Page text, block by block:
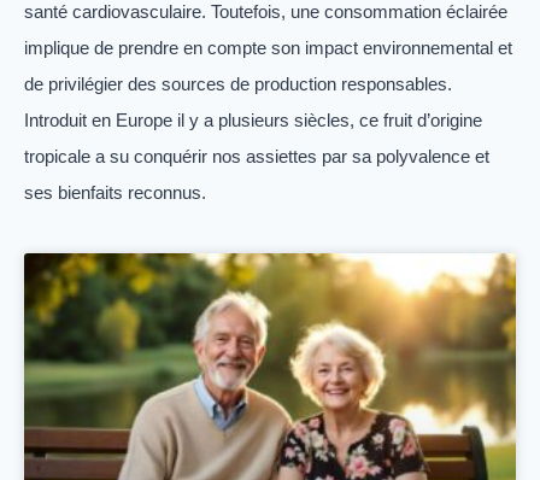
santé cardiovasculaire. Toutefois, une consommation éclairée
implique de prendre en compte son impact environnemental et
de privilégier des sources de production responsables.
Introduit en Europe il y a plusieurs siècles, ce fruit d’origine
tropicale a su conquérir nos assiettes par sa polyvalence et
ses bienfaits reconnus.